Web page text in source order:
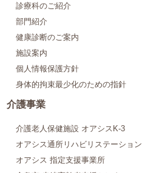
診療科のご紹介
部門紹介
健康診断のご案内
施設案内
個人情報保護方針
身体的拘束最少化のための指針
介護事業
介護老人保健施設 オアシスK-3
オアシス通所リハビリステーション
オアシス 指定支援事業所